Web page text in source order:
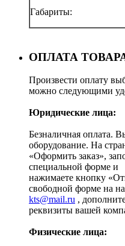
Габариты:
ОПЛАТА
Произвести оплату
можно следующими
Юридические лица:
Безналичная оплата.
оборудование. На
«Оформить заказ»,
специальной форме и
нажимаете кнопку
свободной форме на
kts@mail.ru ,
реквизиты вашей
Физические лица: